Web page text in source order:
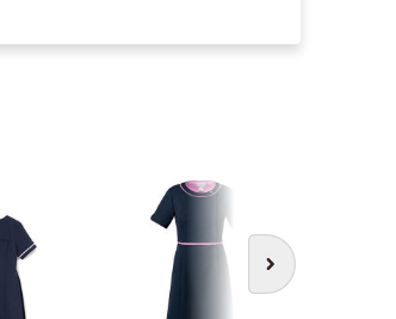
次へ